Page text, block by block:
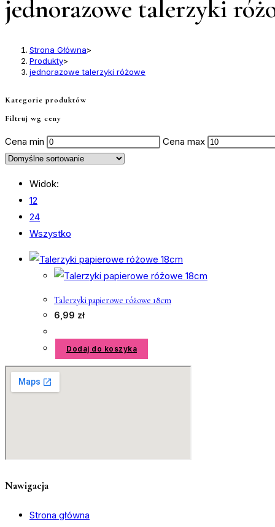
jednorazowe talerzyki
Strona Główna>
Produkty>
jednorazowe talerzyki różowe
Widok:
12
24
Wszystko
Talerzyki papierowe różowe 18cm
6,99 zł
Dodaj do koszyka
Kategorie produktów
Filtruj wg ceny
Cena min Cena max
Nawigacja
Strona główna